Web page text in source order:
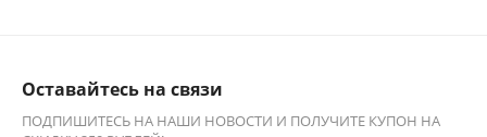
Оставайтесь на связи
ПОДПИШИТЕСЬ НА НАШИ НОВОСТИ И ПОЛУЧИТЕ КУПОН НА